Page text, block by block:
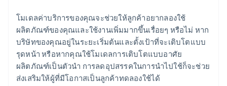
โมเดลค่าบริการของคุณจะช่วยให้ลูกค้าอยากลองใช้
ผลิตภัณฑ์ของคุณและใช้งานเพิ่มมากขึ้นเรื่อยๆ หรือไม่ หาก
บริษัทของคุณอยู่ในระยะเริ่มต้นและตั้งเป้าที่จะเติบโตแบบ
รุดหน้า หรือหากคุณใช้โมเดลการเติบโตแบบอาศัย
ผลิตภัณฑ์เป็นตัวนำ การลดอุปสรรคในการนำไปใช้ก็จะช่วย
ส่งเสริมให้ผู้ที่มีโอกาสเป็นลูกค้าทดลองใช้ได้